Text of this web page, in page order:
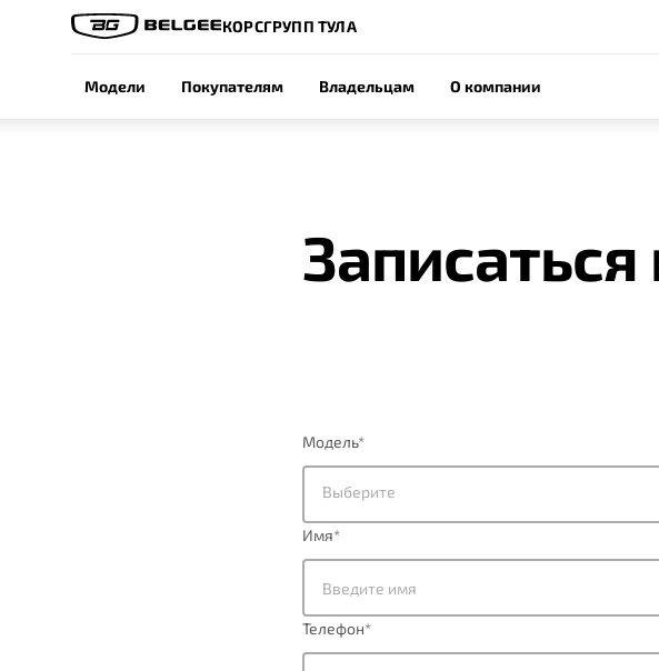
КОРСГРУПП ТУЛА
Модели Покупателям Владельцам О компании
Модель*
Выберите
Имя*
Телефон*